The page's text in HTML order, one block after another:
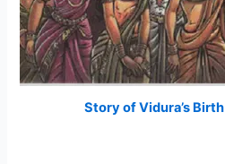
Story of Vidura’s Birth